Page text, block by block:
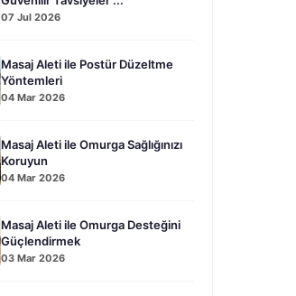
07 Jul 2026
Masaj Aleti ile Postür Düzeltme
Yöntemleri
04 Mar 2026
Masaj Aleti ile Omurga Sağlığınızı
Koruyun
04 Mar 2026
Masaj Aleti ile Omurga Desteğini
Güçlendirmek
03 Mar 2026